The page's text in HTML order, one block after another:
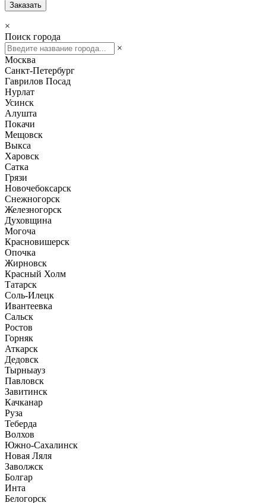
Заказать
×
Поиск города
×
Москва
Санкт-Петербург
Гаврилов Посад
Нурлат
Усинск
Алушта
Покачи
Мещовск
Выкса
Харовск
Сатка
Грязи
Новочебоксарск
Снежногорск
Железногорск
Духовщина
Могоча
Красновишерск
Опочка
Жирновск
Красный Холм
Татарск
Соль-Илецк
Ивантеевка
Сальск
Ростов
Горняк
Аткарск
Дедовск
Тырныауз
Павловск
Завитинск
Качканар
Руза
Теберда
Волхов
Южно-Сахалинск
Новая Ляля
Заволжск
Болгар
Инта
Белогорск